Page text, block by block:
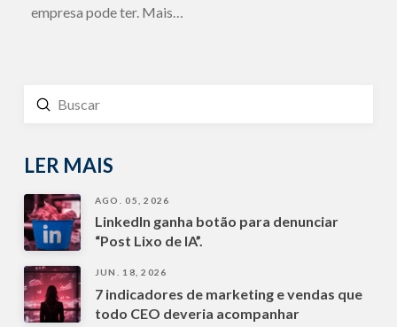
empresa pode ter. Mais…
Buscar
Enviar
LER MAIS
AGO. 05, 2026
LinkedIn ganha botão para denunciar
“Post Lixo de IA”.
JUN. 18, 2026
7 indicadores de marketing e vendas que
todo CEO deveria acompanhar